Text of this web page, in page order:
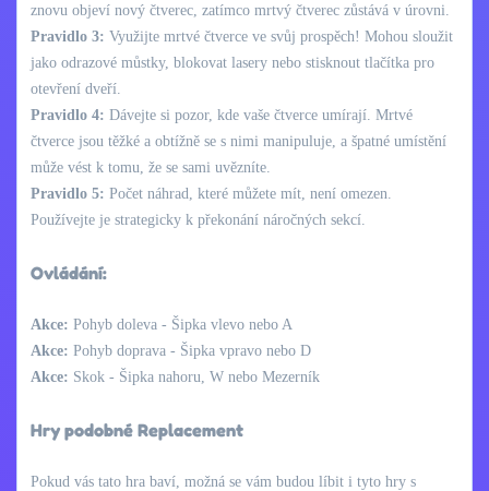
znovu objeví nový čtverec, zatímco mrtvý čtverec zůstává v úrovni.
Pravidlo 3: Využijte mrtvé čtverce ve svůj prospěch! Mohou sloužit
jako odrazové můstky, blokovat lasery nebo stisknout tlačítka pro
otevření dveří.
Pravidlo 4: Dávejte si pozor, kde vaše čtverce umírají. Mrtvé
čtverce jsou těžké a obtížně se s nimi manipuluje, a špatné umístění
může vést k tomu, že se sami uvězníte.
Pravidlo 5: Počet náhrad, které můžete mít, není omezen.
Používejte je strategicky k překonání náročných sekcí.
Ovládání:
Akce: Pohyb doleva - Šipka vlevo nebo A
Akce: Pohyb doprava - Šipka vpravo nebo D
Akce: Skok - Šipka nahoru, W nebo Mezerník
Hry podobné Replacement
Pokud vás tato hra baví, možná se vám budou líbit i tyto hry s